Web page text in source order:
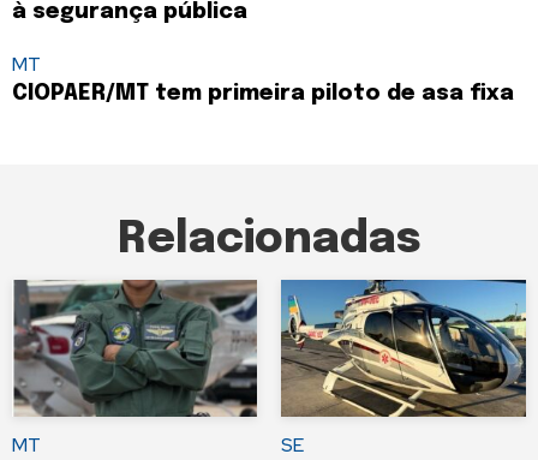
à segurança pública
MT
CIOPAER/MT tem primeira piloto de asa fixa
Relacionadas
MT SE